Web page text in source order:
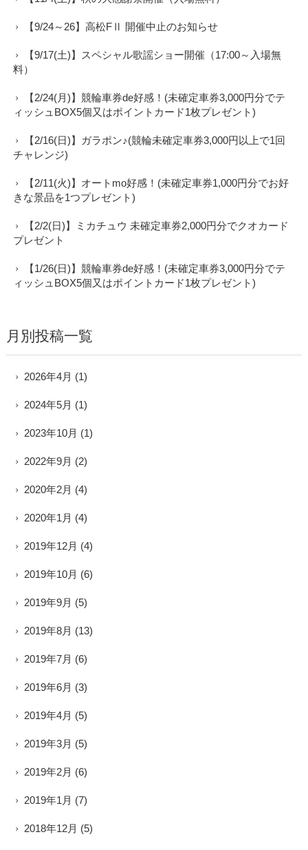
【9/24～26】高松FⅡ 開催中止のお知らせ
【9/17(土)】スペシャル歌謡ショー開催（17:00～入場無
料）
【2/24(月)】競輪車券de好感！(未確定車券3,000円分でテ
ィッシュBOX5個又はポイントカード1枚プレゼント)
【2/16(日)】ガラポン♪(競輪未確定車券3,000円以上で1回
チャレンジ)
【2/11(火)】オートmo好感！(未確定車券1,000円分でお好
きな景品を1つプレゼント)
【2/2(日)】ミカチュウ 未確定車券2,000円分でクオカード
プレゼント
【1/26(日)】競輪車券de好感！(未確定車券3,000円分でテ
ィッシュBOX5個又はポイントカード1枚プレゼント)
月別投稿一覧
2026年4月 (1)
2024年5月 (1)
2023年10月 (1)
2022年9月 (2)
2020年2月 (4)
2020年1月 (4)
2019年12月 (4)
2019年10月 (6)
2019年9月 (5)
2019年8月 (13)
2019年7月 (6)
2019年6月 (3)
2019年4月 (5)
2019年3月 (5)
2019年2月 (6)
2019年1月 (7)
2018年12月 (5)